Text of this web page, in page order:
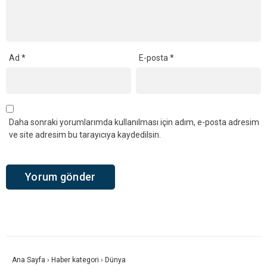
Ad * E-posta*
Daha sonraki yorumlarımda kullanılması için adım, e-posta adresim
ve site adresim bu tarayıcıya kaydedilsin.
Ana Sayfa › Haber kategori › Dünya